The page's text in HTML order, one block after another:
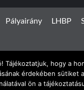
Pályairány LHBP
Tájékoztatjuk, hogy a
érdekében sütiket
ön a